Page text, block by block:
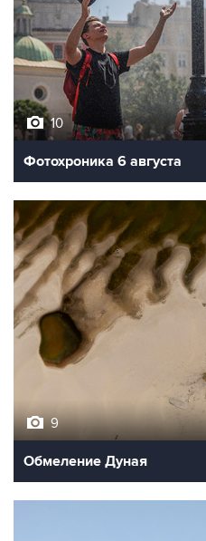
10
Фотохроника 6 августа
9
Обмеление Дуная